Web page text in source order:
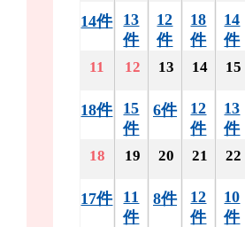
14件
13
件
12
件
18
件
14
件
11
18件
12
15
件
13
6件
14
12
件
15
13
件
18
17件
19
11
件
20
8件
21
12
件
22
10
件